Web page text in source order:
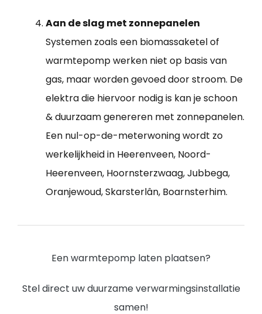
Aan de slag met zonnepanelen
Systemen zoals een biomassaketel of
warmtepomp werken niet op basis van
gas, maar worden gevoed door stroom. De
elektra die hiervoor nodig is kan je schoon
& duurzaam genereren met zonnepanelen.
Een nul-op-de-meterwoning wordt zo
werkelijkheid in Heerenveen, Noord-
Heerenveen, Hoornsterzwaag, Jubbega,
Oranjewoud, Skarsterlân, Boarnsterhim.
Een warmtepomp laten plaatsen?
Stel direct uw duurzame verwarmingsinstallatie
samen!